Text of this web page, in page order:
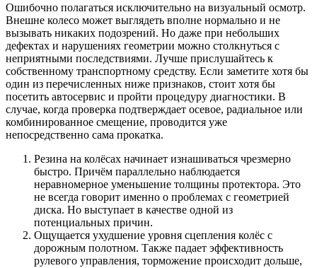
Ошибочно полагаться исключительно на визуальный осмотр.
Внешне колесо может выглядеть вполне нормально и не
вызывать никаких подозрений. Но даже при небольших
дефектах и нарушениях геометрии можно столкнуться с
неприятными последствиями. Лучше прислушайтесь к
собственному транспортному средству. Если заметите хотя бы
один из перечисленных ниже признаков, стоит хотя бы
посетить автосервис и пройти процедуру диагностики. В
случае, когда проверка подтверждает осевое, радиальное или
комбинированное смещение, проводится уже
непосредственно сама прокатка.
Резина на колёсах начинает изнашиваться чрезмерно
быстро. Причём параллельно наблюдается
неравномерное уменьшение толщины протектора. Это
не всегда говорит именно о проблемах с геометрией
диска. Но выступает в качестве одной из
потенциальных причин.
Ощущается ухудшение уровня сцепления колёс с
дорожным полотном. Также падает эффективность
рулевого управления, торможение происходит дольше,